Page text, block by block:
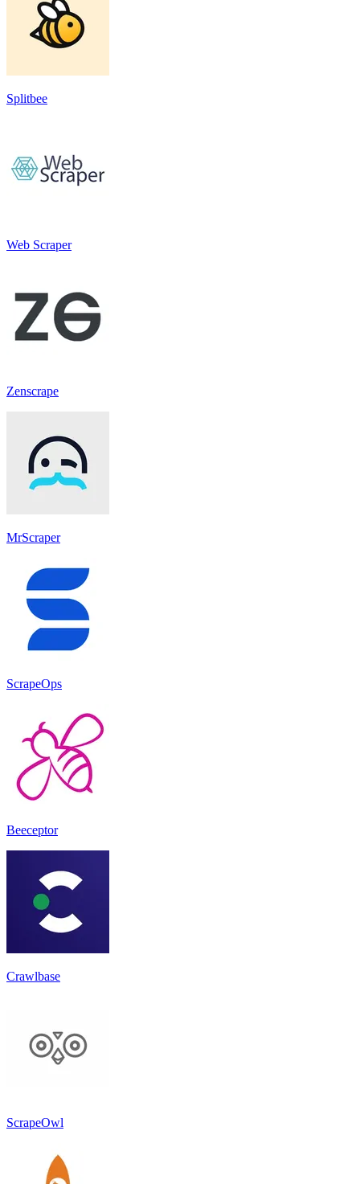
Splitbee
Web Scraper
Zenscrape
MrScraper
ScrapeOps
Beeceptor
Crawlbase
ScrapeOwl